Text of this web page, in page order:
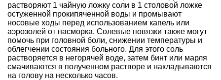
растворяют 1 чайную ложку соли в 1 столовой ложке
остуженной прокипяченной воды и промывают
носовые ходы перед использованием капель или
аэрозолей от насморка. Солевые повязки также могут
помочь при головной боли, снижении температуры и
облегчении состояния больного. Для этого соль
растворяется в негорячей воде, затем бинт или марля
смачиваются в полученном растворе и накладываются
на голову на несколько часов.